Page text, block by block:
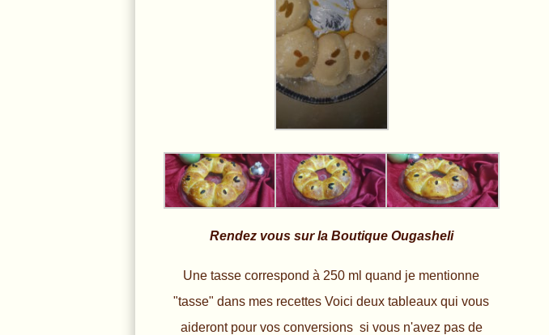
Rendez vous sur la Boutique Ougasheli
Une tasse correspond à 250 ml quand je mentionne
"tasse" dans mes recettes Voici deux tableaux qui vous
aideront pour vos conversions si vous n'avez pas de